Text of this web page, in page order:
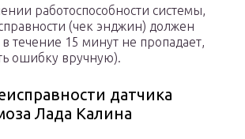
работоспособности системы,
(чек энджин) должен
в течение 15 минут не пропадает,
ошибку вручную).
датчика
Лада Калина